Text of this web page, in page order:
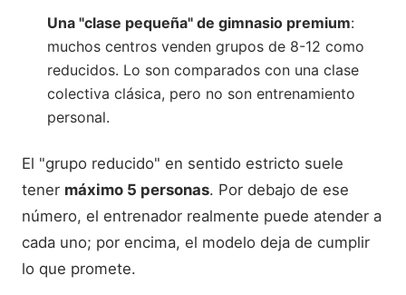
Una "clase pequeña" de gimnasio premium:
muchos centros venden grupos de 8-12 como
reducidos. Lo son comparados con una clase
colectiva clásica, pero no son entrenamiento
personal.
El "grupo reducido" en sentido estricto suele
tener máximo 5 personas. Por debajo de ese
número, el entrenador realmente puede atender a
cada uno; por encima, el modelo deja de cumplir
lo que promete.